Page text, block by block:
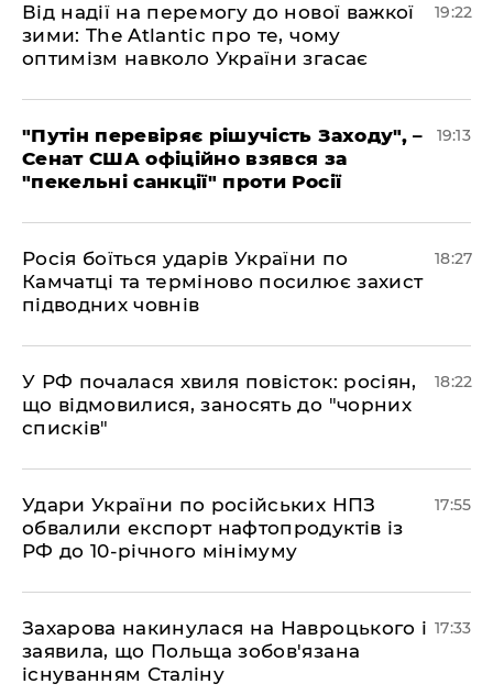
​Від надії на перемогу до нової важкої
зими: The Atlantic про те, чому
оптимізм навколо України згасає
19:22
​"Путін перевіряє рішучість Заходу", –
Сенат США офіційно взявся за
"пекельні санкції" проти Росії
19:13
​Росія боїться ударів України по
Камчатці та терміново посилює захист
підводних човнів
18:27
​У РФ почалася хвиля повісток: росіян,
що відмовилися, заносять до "чорних
списків"
18:22
​Удари України по російських НПЗ
обвалили експорт нафтопродуктів із
РФ до 10-річного мінімуму
17:55
​Захарова накинулася на Навроцького і
заявила, що Польща зобов'язана
існуванням Сталіну
17:33